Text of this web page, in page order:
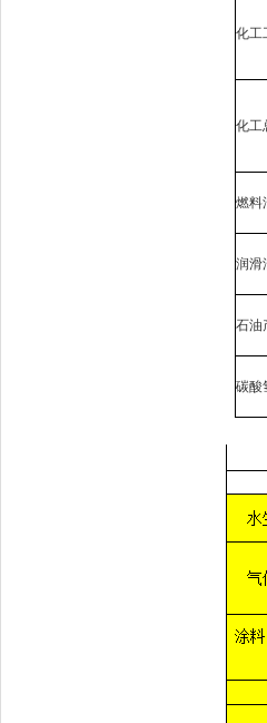
化工
化工
燃料
润滑
石油
碳酸